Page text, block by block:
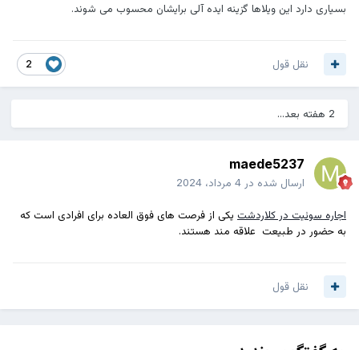
بسیاری دارد این ویلاها گزینه ایده آلی برایشان محسوب می شوند.
2 نقل قول
2 هفته بعد...
maede5237
ارسال شده در 4 مرداد، 2024
اجاره سوئیت در کلاردشتیکی از فرصت های فوق العاده برای افرادی است که
به حضور در طبیعت علاقه مند هستند.
نقل قول